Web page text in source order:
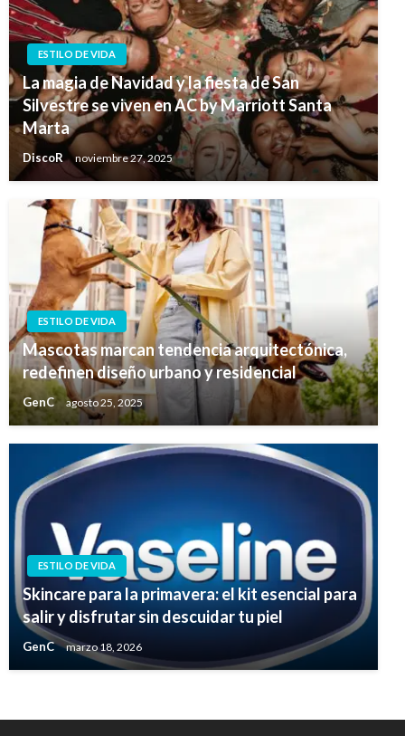
ESTILO DE VIDA
La magia de Navidad y la fiesta de San
Silvestre se viven en AC by Marriott Santa
Marta
DiscoR noviembre 27, 2025
ESTILO DE VIDA
Mascotas marcan tendencia arquitectónica,
redefinen diseño urbano y residencial
GenC agosto 25, 2025
ESTILO DE VIDA
Skincare para la primavera: el kit esencial para
salir y disfrutar sin descuidar tu piel
GenC marzo 18, 2026